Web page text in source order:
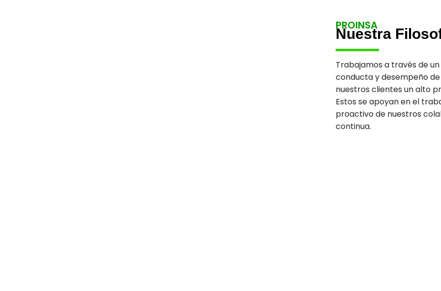
PROINSA
Nuestra
Trabajamos a través de
conducta y desempeño
nuestros clientes un alto
Estos se apoyan en el
proactivo de nuestros
continua.